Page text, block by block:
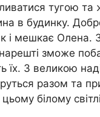
тугою
в будинку.
і мешкає
зможе
їх. З великою
разом та
білому